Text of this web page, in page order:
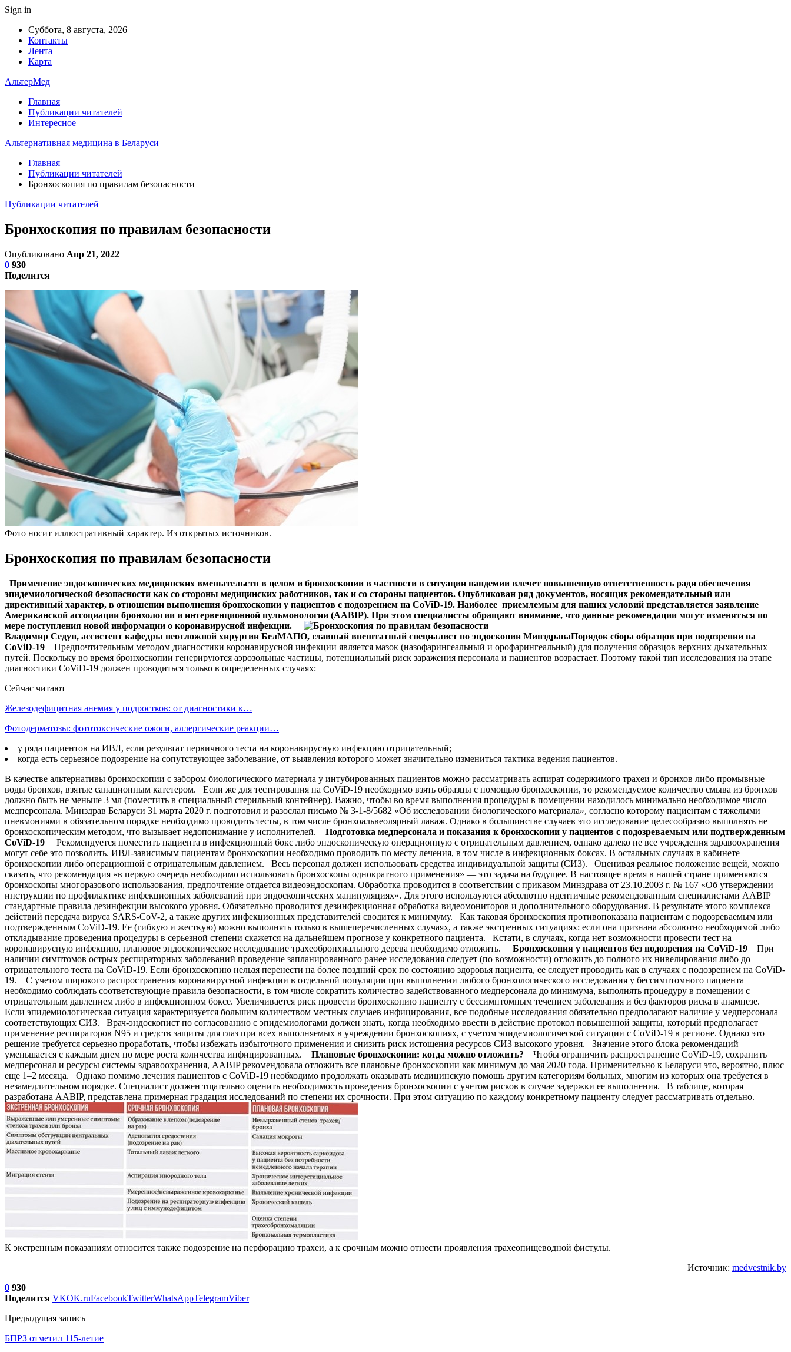
Sign in
Суббота, 8 августа, 2026
Контакты
Лента
Карта
АльтерМед
Главная
Публикации читателей
Интересное
Альтернативная медицина в Беларуси
Главная
Публикации читателей
Бронхоскопия по правилам безопасности
Публикации читателей
Бронхоскопия по правилам безопасности
Опубликовано Апр 21, 2022
0 930
Поделится
Фото носит иллюстративный характер. Из открытых источников.
Бронхоскопия по правилам безопасности
Применение эндоскопических медицинских вмешательств в целом и бронхоскопии в частности в ситуации пандемии влечет повышенную ответственность ради обеспечения
эпидемиологической безопасности как со стороны медицинских работников, так и со стороны пациентов. Опубликован ряд документов, носящих рекомендательный или
директивный характер, в отношении выполнения бронхоскопии у пациентов с подозрением на CoViD-19. Наиболее приемлемым для наших условий представляется заявление
Американской ассоциации бронхологии и интервенционной пульмонологии (AABIP). При этом специалисты обращают внимание, что данные рекомендации могут изменяться по
мере поступления новой информации о коронавирусной инфекции.
Владимир Седун, ассистент кафедры неотложной хирургии БелМАПО, главный внештатный специалист по эндоскопии МинздраваПорядок сбора образцов при подозрении на
CoViD-19 Предпочтительным методом диагностики коронавирусной инфекции является мазок (назофарингеальный и орофарингеальный) для получения образцов верхних дыхательных
путей. Поскольку во время бронхоскопии генерируются аэрозольные частицы, потенциальный риск заражения персонала и пациентов возрастает. Поэтому такой тип исследования на этапе
диагностики CoViD-19 должен проводиться только в определенных случаях:
Сейчас читают
Железодефицитная анемия у подростков: от диагностики к…
Фотодерматозы: фототоксические ожоги, аллергические реакции…
у ряда пациентов на ИВЛ, если результат первичного теста на коронавирусную инфекцию отрицательный;
когда есть серьезное подозрение на сопутствующее заболевание, от выявления которого может значительно измениться тактика ведения пациентов.
В качестве альтернативы бронхоскопии с забором биологического материала у интубированных пациентов можно рассматривать аспират содержимого трахеи и бронхов либо промывные
воды бронхов, взятые санационным катетером. Если же для тестирования на CoViD-19 необходимо взять образцы с помощью бронхоскопии, то рекомендуемое количество смыва из бронхов
должно быть не меньше 3 мл (поместить в специальный стерильный контейнер). Важно, чтобы во время выполнения процедуры в помещении находилось минимально необходимое число
медперсонала. Минздрав Беларуси 31 марта 2020 г. подготовил и разослал письмо № 3-1-8/5682 «Об исследовании биологического материала», согласно которому пациентам с тяжелыми
пневмониями в обязательном порядке необходимо проводить тесты, в том числе бронхоальвеолярный лаваж. Однако в большинстве случаев это исследование целесообразно выполнять не
бронхоскопическим методом, что вызывает недопонимание у исполнителей. Подготовка медперсонала и показания к бронхоскопии у пациентов с подозреваемым или подтвержденным
CoViD-19
Рекомендуется поместить пациента в инфекционный бокс либо эндоскопическую операционную с отрицательным давлением, однако далеко не все учреждения здравоохранения
могут себе это позволить. ИВЛ-зависимым пациентам бронхоскопии необходимо проводить по месту лечения, в том числе в инфекционных боксах. В остальных случаях в кабинете
бронхоскопии либо операционной с отрицательным давлением. Весь персонал должен использовать средства индивидуальной защиты (СИЗ). Оценивая реальное положение вещей, можно
сказать, что рекомендация «в первую очередь необходимо использовать бронхоскопы однократного применения» — это задача на будущее. В настоящее время в нашей стране применяются
бронхоскопы многоразового использования, предпочтение отдается видеоэндоскопам. Обработка проводится в соответствии с приказом Минздрава от 23.10.2003 г. № 167 «Об утверждении
инструкции по профилактике инфекционных заболеваний при эндоскопических манипуляциях». Для этого используются абсолютно идентичные рекомендованным специалистами AABIP
стандартные правила дезинфекции высокого уровня. Обязательно проводится дезинфекционная обработка видеомониторов и дополнительного оборудования. В результате этого комплекса
действий передача вируса SARS-CoV-2, а также других инфекционных представителей сводится к минимуму. Как таковая бронхоскопия противопоказана пациентам с подозреваемым или
подтвержденным CoViD-19. Ее (гибкую и жесткую) можно выполнять только в вышеперечисленных случаях, а также экстренных ситуациях: если она признана абсолютно необходимой либо
откладывание проведения процедуры в серьезной степени скажется на дальнейшем прогнозе у конкретного пациента. Кстати, в случаях, когда нет возможности провести тест на
коронавирусную инфекцию, плановое эндоскопическое исследование трахеобронхиального дерева необходимо отложить. Бронхоскопия у пациентов без подозрения на CoViD-19 При
наличии симптомов острых респираторных заболеваний проведение запланированного ранее исследования следует (по возможности) отложить до полного их нивелирования либо до
отрицательного теста на CoViD-19. Если бронхоскопию нельзя перенести на более поздний срок по состоянию здоровья пациента, ее следует проводить как в случаях с подозрением на CoViD-
19. С учетом широкого распространения коронавирусной инфекции в отдельной популяции при выполнении любого бронхологического исследования у бессимптомного пациента
необходимо соблюдать соответствующие правила безопасности, в том числе сократить количество задействованного медперсонала до минимума, выполнять процедуру в помещении с
отрицательным давлением либо в инфекционном боксе. Увеличивается риск провести бронхоскопию пациенту с бессимптомным течением заболевания и без факторов риска в анамнезе.
Если эпидемиологическая ситуация характеризуется большим количеством местных случаев инфицирования, все подобные исследования обязательно предполагают наличие у медперсонала
соответствующих СИЗ. Врач-эндоскопист по согласованию с эпидемиологами должен знать, когда необходимо ввести в действие протокол повышенной защиты, который предполагает
применение респираторов N95 и средств защиты для глаз при всех выполняемых в учреждении бронхоскопиях, с учетом эпидемиологической ситуации с CoViD-19 в регионе. Однако это
решение требуется серьезно проработать, чтобы избежать избыточного применения и снизить риск истощения ресурсов СИЗ высокого уровня. Значение этого блока рекомендаций
уменьшается с каждым днем по мере роста количества инфицированных. Плановые бронхоскопии: когда можно отложить? Чтобы ограничить распространение CoViD-19, сохранить
медперсонал и ресурсы системы здравоохранения, AABIP рекомендовала отложить все плановые бронхоскопии как минимум до мая 2020 года. Применительно к Беларуси это, вероятно, плюс
еще 1–2 месяца. Однако помимо лечения пациентов с CoViD-19 необходимо продолжать оказывать медицинскую помощь другим категориям больных, многим из которых она требуется в
незамедлительном порядке. Специалист должен тщательно оценить необходимость проведения бронхоскопии с учетом рисков в случае задержки ее выполнения. В таблице, которая
разработана AABIP, представлена примерная градация исследований по степени их срочности. При этом ситуацию по каждому конкретному пациенту следует рассматривать отдельно.
К экстренным показаниям относится также подозрение на перфорацию трахеи, а к срочным можно отнести проявления трахеопищеводной фистулы.
Источник: medvestnik.by
0 930
Поделится VKOK.ruFacebookTwitterWhatsAppTelegramViber
Предыдущая запись
БПРЗ отметил 115-летие